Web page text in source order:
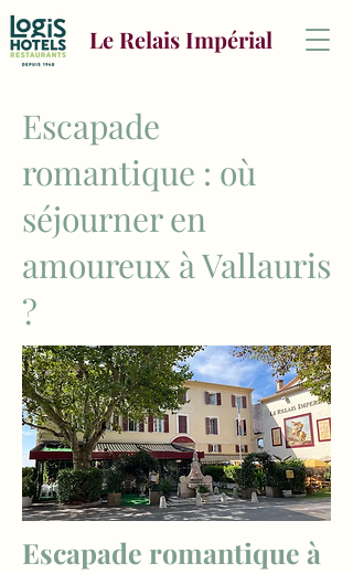
Le Relais Impérial
Escapade
romantique : où
séjourner en
amoureux à Vallauris
?
Escapade romantique à